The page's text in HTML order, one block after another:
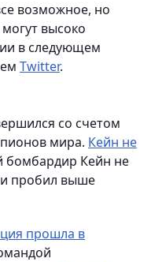
возможное, но
высоко
в следующем
Twitter.
со счетом
мира. Кейн не
бомбардир Кейн не
и пробил выше
прошла в